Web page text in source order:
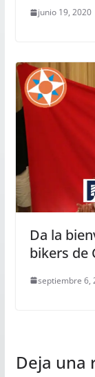
junio 19, 2020
Da la
bikers de
septiembre 6,
Deja una